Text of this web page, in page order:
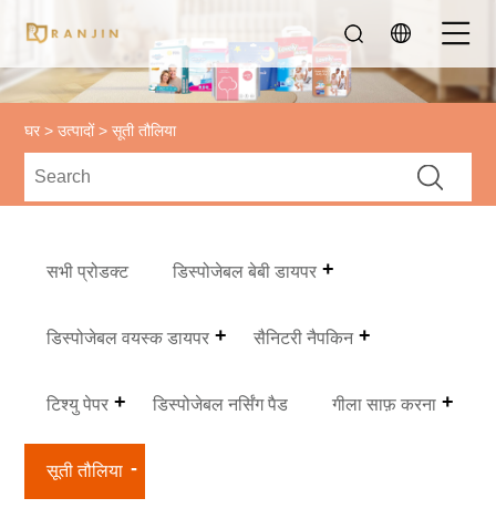
घर > उत्पादों> सूती तौलिया
सभी प्रोडक्ट डिस्पोजेबल बेबी डायपर
डिस्पोजेबल वयस्क डायपर सैनिटरी नैपकिन
टिश्यु पेपर डिस्पोजेबल नर्सिंग पैड गीला साफ़ करना
सूती तौलिया